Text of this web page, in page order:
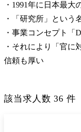
・1991年に日本最
・「研究所」とい
・事業コンセプト「
・それにより「官
信頼も厚い
該当求人数 36 件